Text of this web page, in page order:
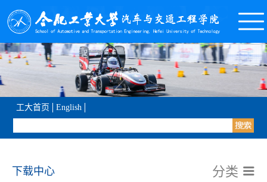
工大首页 English
下载中心 分类